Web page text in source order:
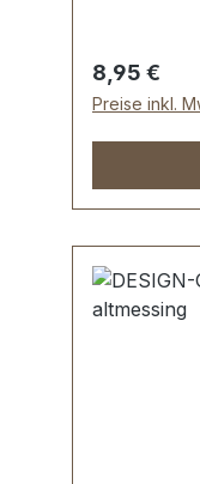
Regulärer
8,95 €
Preise inkl.